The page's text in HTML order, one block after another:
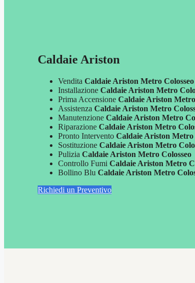
Caldaie Ariston
VenditaCaldaie Ariston Metro Colosseo
InstallazioneCaldaie Ariston Metro
Prima AccensioneCaldaie Ariston
AssistenzaCaldaie Ariston Metro
ManutenzioneCaldaie Ariston Metro
RiparazioneCaldaie Ariston Metro
Pronto InterventoCaldaie Ariston Metro
SostituzioneCaldaie Ariston Metro
PuliziaCaldaie Ariston Metro Colosseo
Controllo FumiCaldaie Ariston Metro
Bollino BluCaldaie Ariston Metro
Richiedi un Preventivo